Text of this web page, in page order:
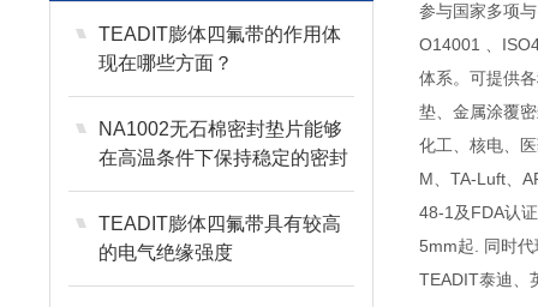
TEADIT膨体四氟带的作用体
现在哪些方面？
NA1002无石棉密封垫片能够
在高温条件下保持稳定的密封
性能
TEADIT膨体四氟带具有较高
的电气绝缘强度
参与国家多项
O14001 、
体系。可提供
垫 、金属涂覆
化工、核电、
M 、TA-Luft、
48-1及FDA认
5mm起. 同时
TEADIT泰迪、